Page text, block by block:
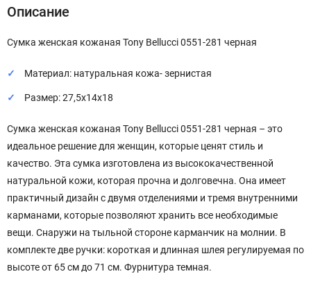
Описание
Сумка женская кожаная Tony Bellucci 0551-281 черная
Материал: натуральная кожа- зернистая
Размер: 27,5х14х18
Сумка женская кожаная Tony Bellucci 0551-281 черная – это
идеальное решение для женщин, которые ценят стиль и
качество. Эта сумка изготовлена из высококачественной
натуральной кожи, которая прочна и долговечна. Она имеет
практичный дизайн с двумя отделениями и тремя внутренними
карманами, которые позволяют хранить все необходимые
вещи. Снаружи на тыльной стороне карманчик на молнии. В
комплекте две ручки: короткая и длинная шлея регулируемая по
высоте от 65 см до 71 см. Фурнитура темная.